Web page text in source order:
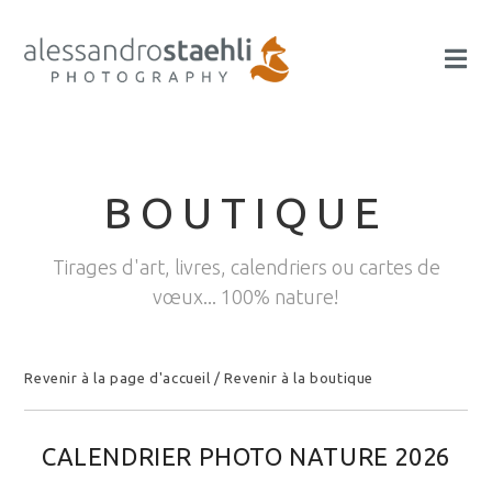
BOUTIQUE
Tirages d'art, livres, calendriers ou cartes de
vœux... 100% nature!
Revenir à la page d'accueil /Revenir à la boutique
CALENDRIER PHOTO NATURE 2026